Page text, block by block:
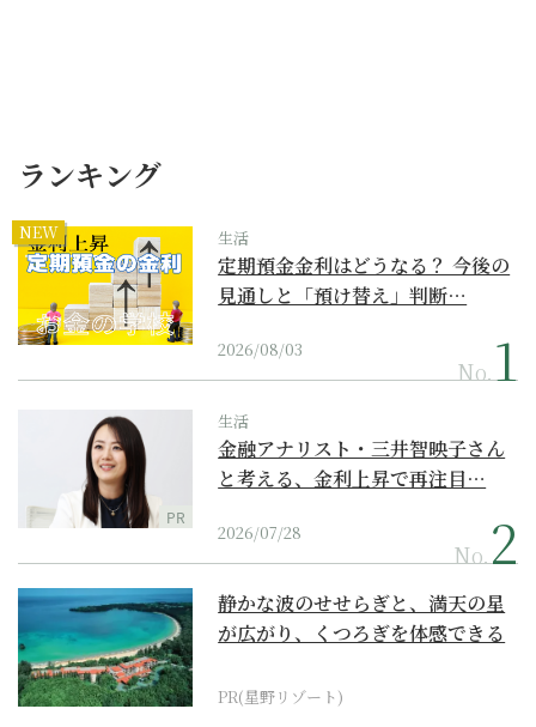
ランキング
NEW 生活
定期預金金利はどうなる？ 今後の
見通しと「預け替え」判断…
2026/08/03
No.
PR
生活
金融アナリスト・三井智映子さん
と考える、金利上昇で再注目…
2026/07/28
No.
静かな波のせせらぎと、満天の星
が広がり、くつろぎを体感できる
PR(星野リゾート)